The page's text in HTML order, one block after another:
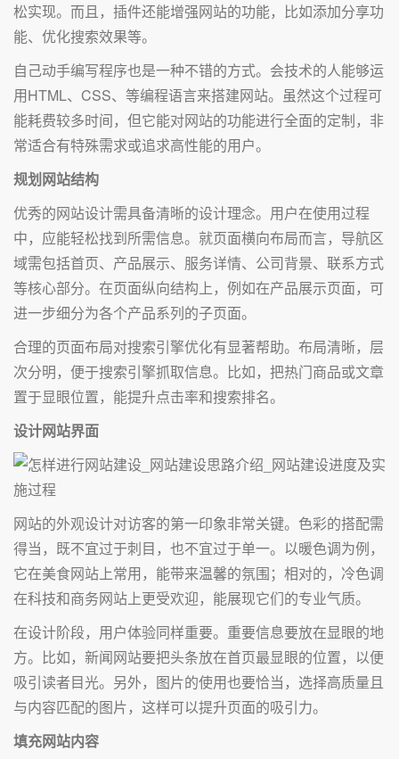
松实现。而且，插件还能增强网站的功能，比如添加分享功
能、优化搜索效果等。
自己动手编写程序也是一种不错的方式。会技术的人能够运
用HTML、CSS、等编程语言来搭建网站。虽然这个过程可
能耗费较多时间，但它能对网站的功能进行全面的定制，非
常适合有特殊需求或追求高性能的用户。
规划网站结构
优秀的网站设计需具备清晰的设计理念。用户在使用过程
中，应能轻松找到所需信息。就页面横向布局而言，导航区
域需包括首页、产品展示、服务详情、公司背景、联系方式
等核心部分。在页面纵向结构上，例如在产品展示页面，可
进一步细分为各个产品系列的子页面。
合理的页面布局对搜索引擎优化有显著帮助。布局清晰，层
次分明，便于搜索引擎抓取信息。比如，把热门商品或文章
置于显眼位置，能提升点击率和搜索排名。
设计网站界面
网站的外观设计对访客的第一印象非常关键。色彩的搭配需
得当，既不宜过于刺目，也不宜过于单一。以暖色调为例，
它在美食网站上常用，能带来温馨的氛围；相对的，冷色调
在科技和商务网站上更受欢迎，能展现它们的专业气质。
在设计阶段，用户体验同样重要。重要信息要放在显眼的地
方。比如，新闻网站要把头条放在首页最显眼的位置，以便
吸引读者目光。另外，图片的使用也要恰当，选择高质量且
与内容匹配的图片，这样可以提升页面的吸引力。
填充网站内容